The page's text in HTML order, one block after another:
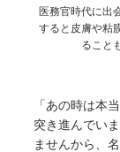
医務官時代に出
すると皮膚や粘
ること
「あの時は本
突き進んでい
ませんから、